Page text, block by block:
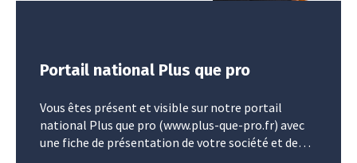
Portail national Plus que pro
Vous êtes présent et visible sur notre portail
national Plus que pro (www.plus-que-pro.fr) avec
une fiche de présentation de votre société et de